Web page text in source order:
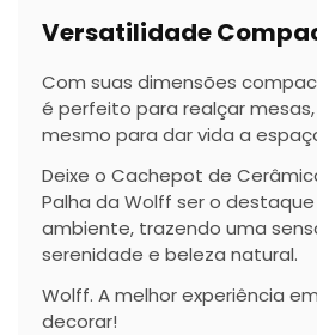
Versatilidade
Com suas dimensões
é perfeito para realçar
mesmo para dar vida a
Deixe o Cachepot de
Palha da Wolff ser o
ambiente, trazendo uma
serenidade e beleza natural.
Wolff. A melhor experiência
decorar!